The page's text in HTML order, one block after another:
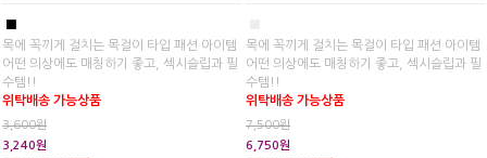
■
목에 꼭끼게 걸치는 목걸이 타입 패션 아이템
어떤 의상에도 매칭하기 좋고, 섹시슬립과 필
수템!!
위탁배송 가능상품
3,600원
3,240원
목에 꼭끼게 걸치는 목걸이 타입 패션 아이템
어떤 의상에도 매칭하기 좋고, 섹시슬립과 필
수템!!
위탁배송 가능상품
7,500원
6,750원